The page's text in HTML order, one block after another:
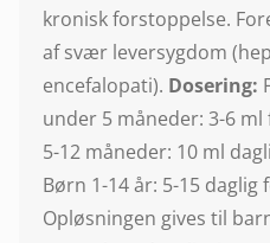
kronisk forstoppelse.
af svær leversygdom
encefalopati). Dosering:
under 5 måneder: 3-6
5-12 måneder: 10 ml
Børn 1-14 år: 5-15 daglig
Opløsningen gives til